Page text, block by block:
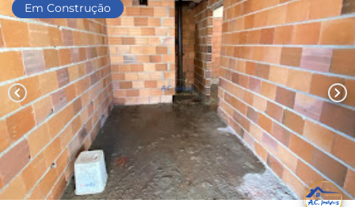
Em Construção
chevron_left chevron_right